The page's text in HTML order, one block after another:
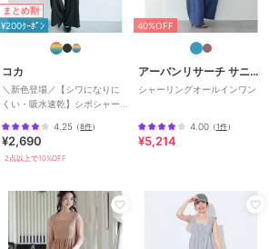
まとめ割
¥200ｸｰﾎﾟﾝ
コカ
＼新色登場／【シワになりに
くい・吸水速乾】シボシャー
全2色
4.25 （8件）
¥2,690
2点以上で10%OFF
40%OFF
アーバンリサーチ サニーレーベル
シャーリングオールインワン
4.00（1件）
¥5,214